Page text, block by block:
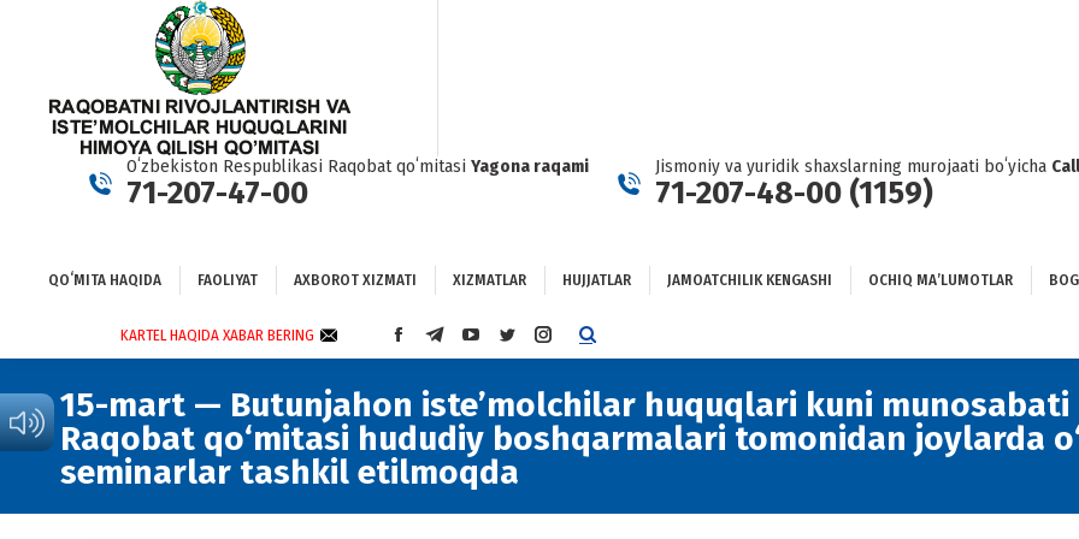
Oʻzbekiston Respublikasi Raqobat qoʻmitasi Yagona raqami
71-207-47-00
Jismoniy va yuridik shaxslarning murojaati boʻyicha
71-207-48-00 (1159)
QOʻMITA HAQIDA FAOLIYAT AXBOROT XIZMATI XIZMATLAR HUJJATLAR JAMOATCHILIK KENGASHI OCHIQ MAʼLUMOTLAR
KARTEL HAQIDA XABAR BERING
FACEBOOK
OPENS
IN
NEW
WINDOW
TELEGRAM
OPENS
IN
NEW
WINDOW
YOUTUBE
OPENS
IN
NEW
WINDOW
TWITTER
OPENS
IN
NEW
WINDOW
INSTAGRAM
OPENS
IN
NEW
15-mart — Butunjahon iste’molchilar huquqlari kuni munosabati
Raqobat qo‘mitasi hududiy boshqarmalari tomonidan joylarda
seminarlar tashkil etilmoqda
QOʻMITA HAQIDA FAOLIYAT